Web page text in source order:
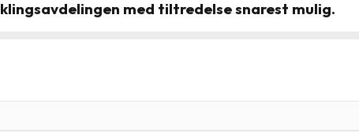
med tiltredelse snarest mulig.